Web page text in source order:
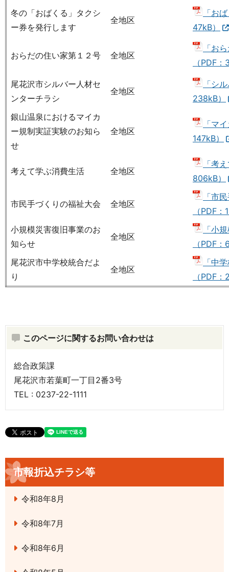
冬の「おばくる」タクシ
ー券を発行します
全地区
「お
47kB）
おらだの住い家第１２号 全地区
「お
（PDF
尾花沢市シルバー人材セ
ンターチラシ
全地区
「シ
238kB）
銀山温泉におけるマイカ
ー規制実証実験のお知ら
せ
全地区
「マ
147kB）
考えて学ぶ消費生活 全地区
「考
806kB）
市民手づくりの福祉大会 全地区
「市
（PDF
小規模災害復旧事業のお
知らせ
全地区
「小
（PDF
尾花沢市中学校統合だよ
り
全地区
「中
（PDF
このページに関するお問い合わせは
総合政策課
尾花沢市若葉町一丁目2番3号
TEL : 0237-22-1111
市報折込チラシ等
令和8年8月
令和8年7月
令和8年6月